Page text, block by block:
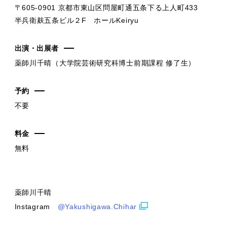
〒605-0901 京都市東山区問屋町通五条下る上人町433
半兵衛麸五条ビル２F ホールKeiryu
出演・出展者
薬師川千晴（大学院芸術研究科博士前期課程 修了生）
予約
不要
料金
無料
薬師川千晴
Instagram @Yakushigawa.Chihar